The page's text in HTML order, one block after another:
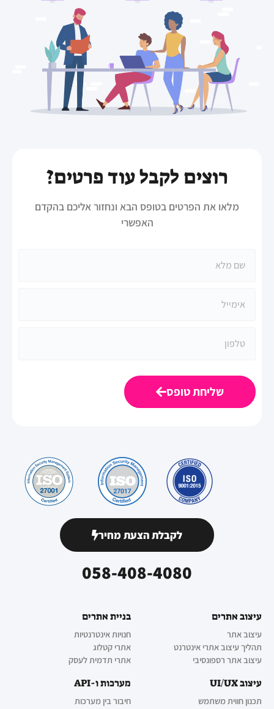
רוצים לקבל עוד פרטים?
מלאו את הפרטים בטופס הבא ונחזור אליכם בהקדם
האפשרי
שליחת טופס
לקבלת הצעת מחיר
058-408-4080
עיצוב אתרים
עיצוב אתר
תהליך עיצוב אתרי אינטרנט
עיצוב אתר רספונסיבי
בניית אתרים
חנויות אינטרנטיות
אתרי קטלוג
אתרי תדמית לעסק
עיצוב UI/UX
תכנון חווית משתמש
מערכות ו-API
חיבור בין מערכות